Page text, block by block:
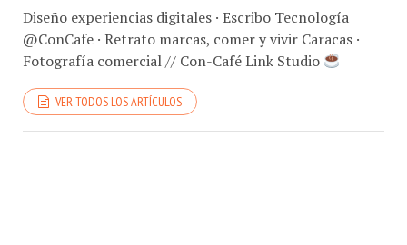
@ConCafe · Retrato marcas, comer y vivir Caracas ·
Fotografía comercial // Con-Café Link Studio
VER TODOS LOS ARTÍCULOS